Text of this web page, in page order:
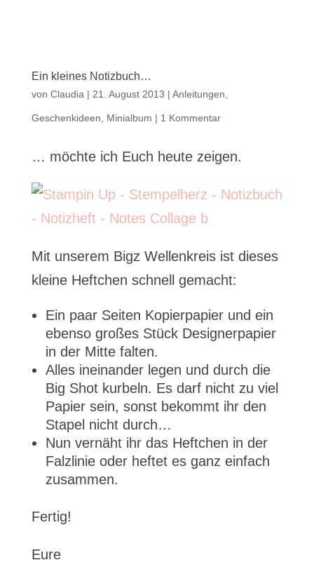
Ein kleines Notizbuch…
von Claudia | 21. August 2013 | Anleitungen
Geschenkideen Minialbum | 1 Kommentar
… möchte ich Euch heute zeigen.
Mit unserem Bigz Wellenkreis ist dieses
kleine Heftchen schnell gemacht:
Ein paar Seiten Kopierpapier und ein
ebenso großes Stück Designerpapier
in der Mitte falten.
Alles ineinander legen und durch die
Big Shot kurbeln. Es darf nicht zu viel
Papier sein, sonst bekommt ihr den
Stapel nicht durch…
Nun vernäht ihr das Heftchen in der
Falzlinie oder heftet es ganz einfach
zusammen.
Fertig!
Eure